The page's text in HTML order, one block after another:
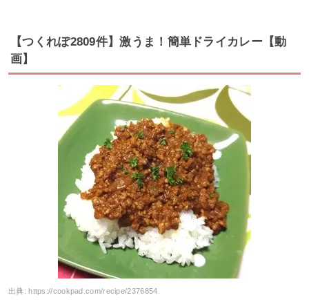
【つくれぽ2809件】激うま！簡単ドライカレー【動
画】
出典:https://cookpad.com/recipe/2376854